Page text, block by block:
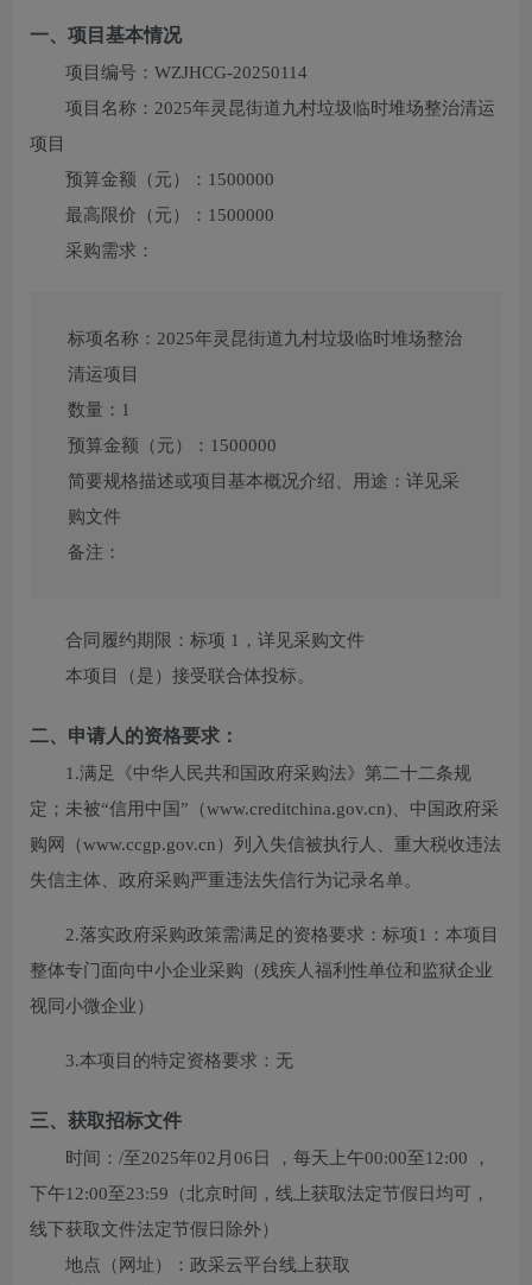
一、项目基本情况
项目编号： WZJHCG-20250114
项目名称： 2025年灵昆街道九村垃圾临时堆场整治清运
项目
预算金额（元）： 1500000
最高限价（元）： 1500000
采购需求：
标项名称： 2025年灵昆街道九村垃圾临时堆场整治
清运项目
数量： 1
预算金额（元）： 1500000
简要规格描述或项目基本概况介绍、用途： 详见采
购文件
备注：
合同履约期限： 标项 1，详见采购文件
本项目（是）接受联合体投标。
二、申请人的资格要求：
1.满足《中华人民共和国政府采购法》第二十二条规
定；未被“信用中国”（www.creditchina.gov.cn)、中国政府采
购网（www.ccgp.gov.cn）列入失信被执行人、重大税收违法
失信主体、政府采购严重违法失信行为记录名单。
2.落实政府采购政策需满足的资格要求： 标项1：本项目
整体专门面向中小企业采购（残疾人福利性单位和监狱企业
视同小微企业）
3.本项目的特定资格要求： 无
三、获取招标文件
时间： /至2025年02月06日 ，每天上午00:00至12:00 ，
下午12:00至23:59 （北京时间，线上获取法定节假日均可，
线下获取文件法定节假日除外）
地点（网址）： 政采云平台线上获取